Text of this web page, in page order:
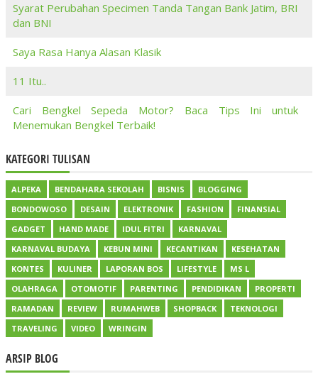
Syarat Perubahan Specimen Tanda Tangan Bank Jatim, BRI
dan BNI
Saya Rasa Hanya Alasan Klasik
11 Itu..
Cari Bengkel Sepeda Motor? Baca Tips Ini untuk
Menemukan Bengkel Terbaik!
KATEGORI TULISAN
ALPEKA BENDAHARA SEKOLAH BISNIS
BLOGGING
BONDOWOSO
DESAIN ELEKTRONIK FASHION
FINANSIAL
GADGET
HAND MADE IDUL FITRI
KARNAVAL
KARNAVAL BUDAYA
KEBUN MINI KECANTIKAN
KESEHATAN
KONTES
KULINER LAPORAN BOS LIFESTYLE
MS L
OLAHRAGA
OTOMOTIF PARENTING PENDIDIKAN
PROPERTI
RAMADAN
REVIEW RUMAHWEB SHOPBACK
TEKNOLOGI
TRAVELING
VIDEO WRINGIN
ARSIP BLOG